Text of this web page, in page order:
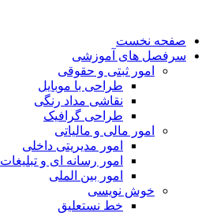
صفحه نخست
سرفصل های آموزشی
امور ثبتی و حقوقی
طراحی با موبایل
نقاشی مداد رنگی
طراحی گرافیک
امور مالی و مالیاتی
امور مدیریتی داخلی
امور رسانه ای و تبلیغات
امور بین الملی
خوش نویسی
خط نستعلیق